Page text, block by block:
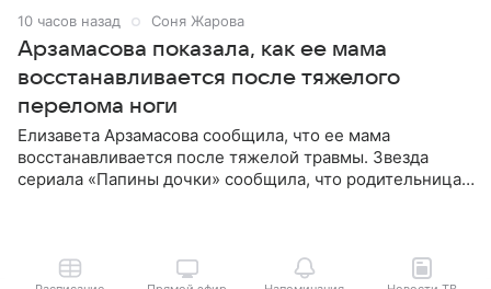
10 часов назад Соня Жарова
Арзамасова показала, как ее мама
восстанавливается после тяжелого
перелома ноги
Елизавета Арзамасова сообщила, что ее мама
восстанавливается после тяжелой травмы. Звезда
сериала «Папины дочки» сообщила, что родительница